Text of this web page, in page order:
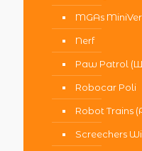
MGAs
Nerf
Paw Patrol
Robocar Poli
Robot Trains
Screechers